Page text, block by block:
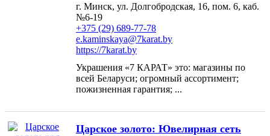
г. Минск, ул. Долгобродская, 16, пом. 6, каб.
№6-19
+375 (29) 689-77-78
e.kaminskaya@7karat.by
https://7karat.by
Украшения «7 КАРАТ» это: магазины по
всей Беларуси; огромный ассортимент;
пожизненная гарантия; ...
Царское золото: Ювелирная сеть